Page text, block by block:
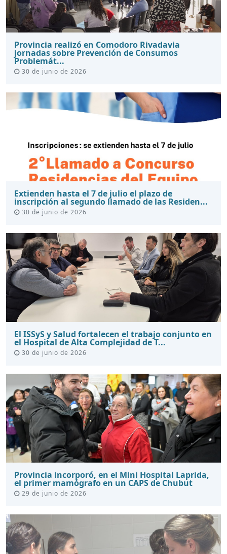
Provincia realizó en Comodoro Rivadavia
jornadas sobre Prevención de Consumos
Problemát...
30 de junio de 2026
Extienden hasta el 7 de julio el plazo de
inscripción al segundo llamado de las Residen...
30 de junio de 2026
El ISSyS y Salud fortalecen el trabajo conjunto en
el Hospital de Alta Complejidad de T...
30 de junio de 2026
Provincia incorporó, en el Mini Hospital Laprida,
el primer mamógrafo en un CAPS de Chubut
29 de junio de 2026